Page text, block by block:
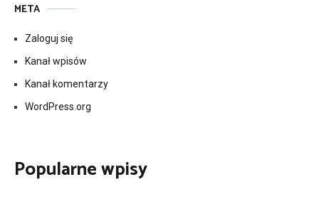
META
Zaloguj się
Kanał wpisów
Kanał komentarzy
WordPress.org
Popularne wpisy